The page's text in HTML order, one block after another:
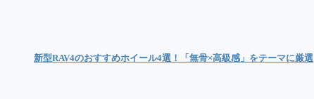
新型RAV4のおすすめホイール4選！「無骨×高級感」をテーマに厳選